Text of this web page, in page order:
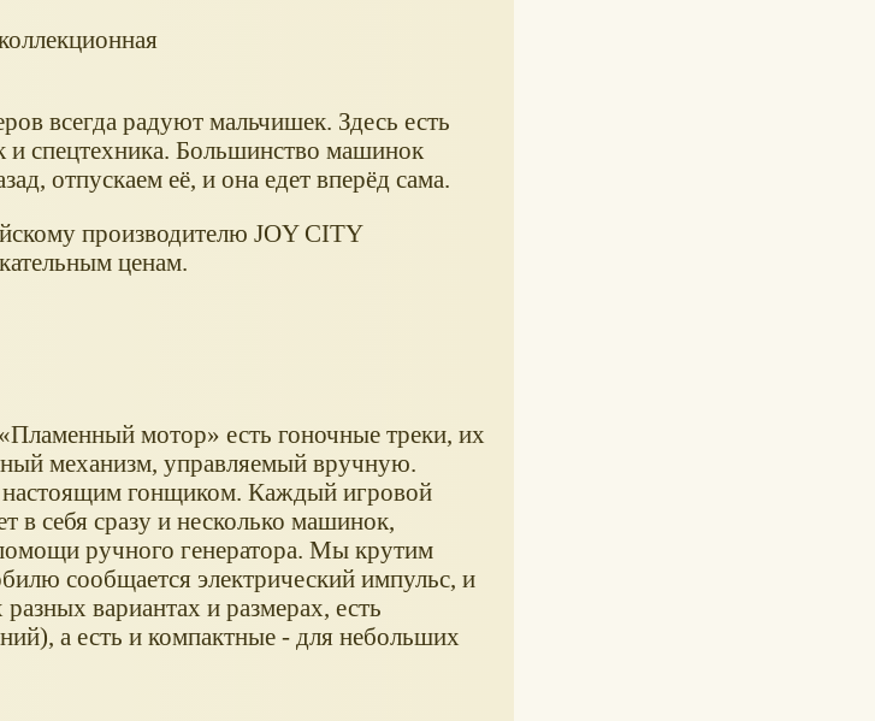
всегда радуют мальчишек. Здесь есть
спецтехника. Большинство машинок
отпускаем её, и она едет вперёд сама.
производителю JOY CITY
ценам.
Пламенный мотор
есть гоночные треки, их
механизм, управляемый вручную.
настоящим гонщиком. Каждый игровой
в себя сразу и несколько машинок,
ручного генератора. Мы крутим
сообщается электрический импульс, и
вариантах и размерах, есть
а есть и компактные - для небольших